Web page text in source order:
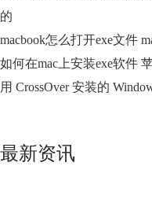
的
macbook怎么打开exe文件
如何在mac上安装exe软件
用 CrossOver 安装的
最新资讯